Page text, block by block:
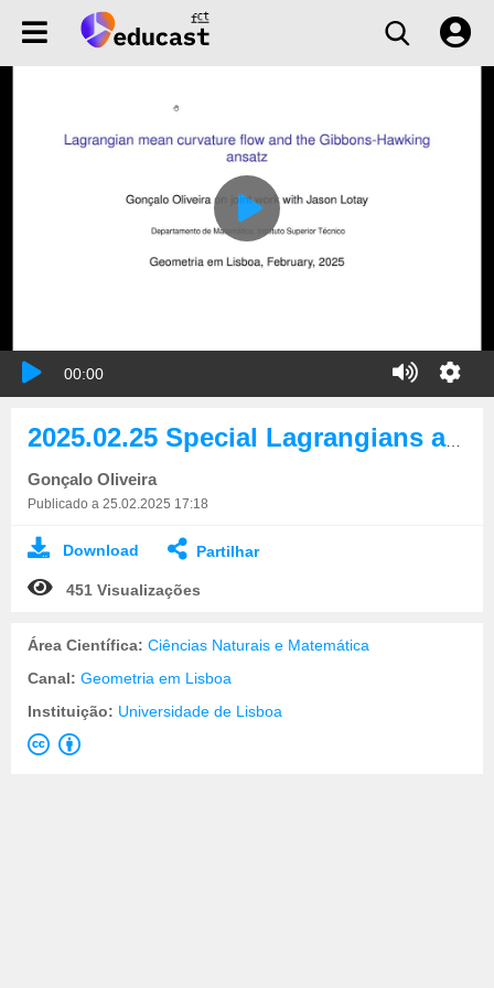
00:00
2025.02.25 Special Lagrangians and mean curvature flow on Gibbons-Hawking manifolds
Gonçalo Oliveira
Publicado a 25.02.2025 17:18
Download Partilhar
451 Visualizações
Área Científica: Ciências Naturais e Matemática
Canal: Geometria em Lisboa
Instituição: Universidade de Lisboa